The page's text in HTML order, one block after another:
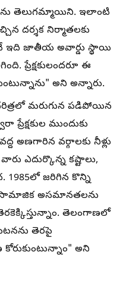
తెలుగమ్మాయిని. ఇలాంటి
దర్శక నిర్మాతలకు
ఇది జాతీయ అవార్డు స్థాయి
ప్రేక్షకులందరూ ఈ
అని అన్నారు.
మరుగున పడిపోయిన
ముందుకు
అణగారిన వర్గాలకు నీళ్లు
ఎదుర్కొన్న కష్టాలు,
1985లో జరిగిన కొన్ని
సామాజిక అసమానతలను
తెలంగాణలో
తెరపై
కోరుకుంటున్నాం" అని